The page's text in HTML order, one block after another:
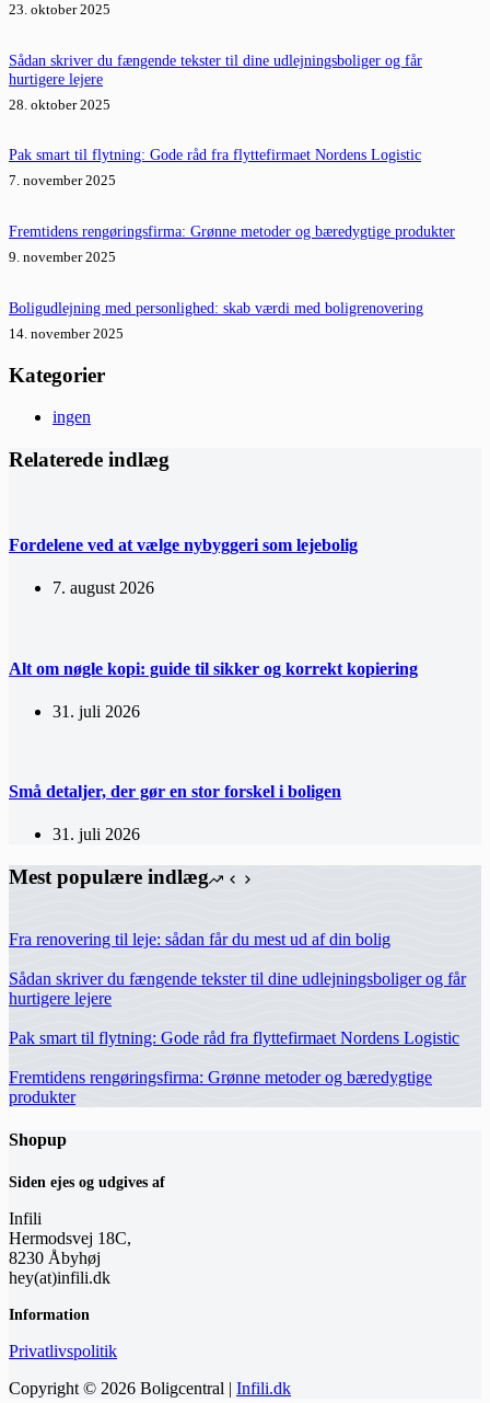
23. oktober 2025
Sådan skriver du fængende tekster til dine udlejningsboliger og får
hurtigere lejere
28. oktober 2025
Pak smart til flytning: Gode råd fra flyttefirmaet Nordens Logistic
7. november 2025
Fremtidens rengøringsfirma: Grønne metoder og bæredygtige produkter
9. november 2025
Boligudlejning med personlighed: skab værdi med boligrenovering
14. november 2025
Kategorier
ingen
Relaterede indlæg
Fordelene ved at vælge nybyggeri som lejebolig
7. august 2026
Alt om nøgle kopi: guide til sikker og korrekt kopiering
31. juli 2026
Små detaljer, der gør en stor forskel i boligen
31. juli 2026
Mest populære indlæg
Fra renovering til leje: sådan får du mest ud af din bolig
Sådan skriver du fængende tekster til dine udlejningsboliger og får
hurtigere lejere
Pak smart til flytning: Gode råd fra flyttefirmaet Nordens Logistic
Fremtidens rengøringsfirma: Grønne metoder og bæredygtige
produkter
Shopup
Siden ejes og udgives af
Infili
Hermodsvej 18C,
8230 Åbyhøj
hey(at)infili.dk
Information
Privatlivspolitik
Copyright © 2026 Boligcentral | Infili.dk